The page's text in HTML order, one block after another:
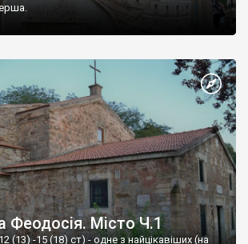
Феодосія. Місто Ч.1
(13) -15 (18) ст) - одне з найцікавіших (на